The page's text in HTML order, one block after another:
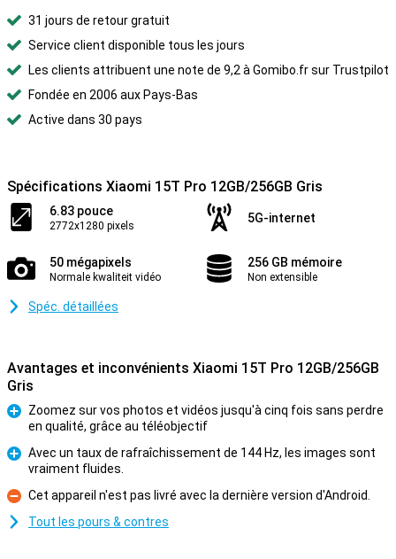
31 jours de retour gratuit
Service client disponible tous les jours
Les clients attribuent une note de 9,2 à Gomibo.fr sur Trustpilot
Fondée en 2006 aux Pays-Bas
Active dans 30 pays
Spécifications Xiaomi 15T Pro 12GB/256GB Gris
6.83 pouce
2772x1280 pixels
5G-internet
50 mégapixels
Normale kwaliteit vidéo
256 GB mémoire
Non extensible
Spéc. détaillées
Avantages et inconvénients Xiaomi 15T Pro 12GB/256GB
Gris
Pour
Zoomez sur vos photos et vidéos jusqu'à cinq fois sans perdre
en qualité, grâce au téléobjectif
Pour
Avec un taux de rafraîchissement de 144 Hz, les images sont
vraiment fluides.
Contre
Cet appareil n'est pas livré avec la dernière version d'Android.
Tout les pours & contres